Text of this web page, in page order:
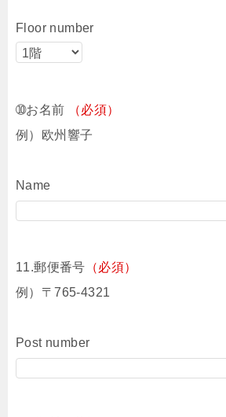
Floor number
➉お名前
（必須）
例）欧州響子
Name
11.郵便番号 （必須）
例）〒765-4321
Post number